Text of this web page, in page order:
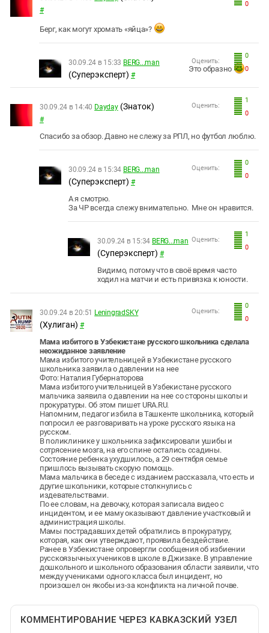
0
#
Берг, как могут хромать «яйца»?
0
0
Оценить:
30.09.24 в 15:33 BERG...man
(Суперэксперт) #
Это образно
1
0
Оценить:
30.09.24 в 14:40 Dayday (Знаток)
#
Спасибо за обзор. Давно не слежу за РПЛ, но футбол люблю.
0
0
Оценить:
30.09.24 в 15:34 BERG...man
(Суперэксперт) #
А я смотрю.
За ЧР всегда слежу внимательно. Мне он нравится.
1
0
Оценить:
30.09.24 в 15:34 BERG...man
(Суперэксперт) #
Видимо, потому что в своё время часто
ходил на матчи и есть привязка к юности.
0
0
Оценить:
30.09.24 в 20:51 LeningradSKY
(Хулиган) #
Мама избитого в Узбекистане русского школьника сделала
неожиданное заявление
Мама избитого учительницей в Узбекистане русского
школьника заявила о давлении на нее
Фото: Наталия Губернаторова
Мама избитого учительницей в Узбекистане русского
мальчика заявила о давлении на нее со стороны школы и
прокуратуры. Об этом пишет URA.RU.
Напомним, педагог избила в Ташкенте школьника, который
попросил ее разговаривать на уроке русского языка на
русском.
В поликлинике у школьника зафиксировали ушибы и
сотрясение мозга, на его спине остались ссадины.
Состояние ребенка ухудшилось, а 29 сентября семье
пришлось вызывать скорую помощь.
Мама мальчика в беседе с изданием рассказала, что есть и
другие школьники, которые столкнулись с
издевательствами.
По ее словам, на девочку, которая записала видео с
инцидентом, и ее маму оказывают давление участковый и
администрация школы.
Мамы пострадавших детей обратились в прокуратуру,
которая, как они утверждают, проявила бездействие.
Ранее в Узбекистане опровергли сообщения об избиении
русскоязычных учеников в школе в Джизаке. В управление
дошкольного и школьного образования области заявили, что
между учениками одного класса был инцидент, но
произошел он якобы из-за конфликта на личной почве.
КОММЕНТИРОВАНИЕ ЧЕРЕЗ КАВКАЗСКИЙ УЗЕЛ